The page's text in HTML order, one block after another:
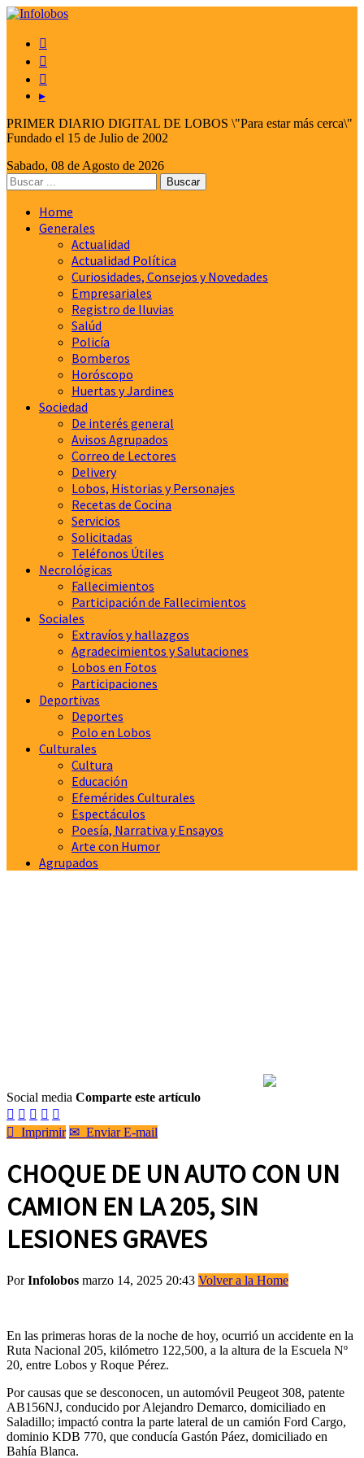



▸
PRIMER DIARIO DIGITAL DE LOBOS \"Para estar más cerca\"
Fundado el 15 de Julio de 2002
Sabado, 08 de Agosto de 2026
Home
Generales
Actualidad
Actualidad Política
Curiosidades, Consejos y Novedades
Empresariales
Registro de lluvias
Salúd
Policía
Bomberos
Horóscopo
Huertas y Jardines
Sociedad
De interés general
Avisos Agrupados
Correo de Lectores
Delivery
Lobos, Historias y Personajes
Recetas de Cocina
Servicios
Solicitadas
Teléfonos Útiles
Necrológicas
Fallecimientos
Participación de Fallecimientos
Sociales
Extravíos y hallazgos
Agradecimientos y Salutaciones
Lobos en Fotos
Participaciones
Deportivas
Deportes
Polo en Lobos
Culturales
Cultura
Educación
Efemérides Culturales
Espectáculos
Poesía, Narrativa y Ensayos
Arte con Humor
Agrupados
Social media Comparte este artículo
    
 Imprimir ✉ Enviar E-mail
CHOQUE DE UN AUTO CON UN
CAMION EN LA 205, SIN
LESIONES GRAVES
PorInfolobos marzo 14, 2025 20:43 Volver a la Home
En las primeras horas de la noche de hoy, ocurrió un accidente en la
Ruta Nacional 205, kilómetro 122,500, a la altura de la Escuela Nº
20, entre Lobos y Roque Pérez.
Por causas que se desconocen, un automóvil Peugeot 308, patente
AB156NJ, conducido por Alejandro Demarco, domiciliado en
Saladillo; impactó contra la parte lateral de un camión Ford Cargo,
dominio KDB 770, que conducía Gastón Páez, domiciliado en
Bahía Blanca.